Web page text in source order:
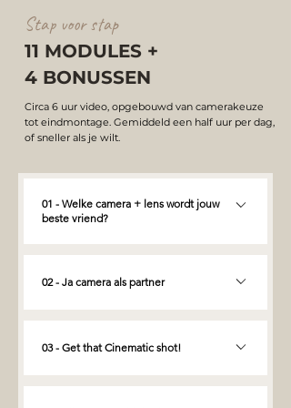
Stap voor stap
11 MODULES +
4 BONUSSEN
Circa 6 uur video, opgebouwd van camerakeuze
tot eindmontage. Gemiddeld een half uur per dag,
of sneller als je wilt.
01 - Welke camera + lens wordt jouw
beste vriend?
• Waar moet je op letten als je een camera
koopt?• Nog geen budget maar wel een
Algemeen apparatuur: als je goed wilt
investeren• Wat heb je verder nodig om
02 - Ja camera als partner
• De belangrijkste video functies van een
camera: voorkom beginners fouten•
beelden• Sluitertijd: pak die cinematische
03 - Get that Cinematic shot!
• De 5 geheimen voor de mooiste